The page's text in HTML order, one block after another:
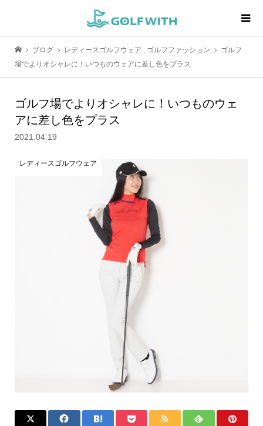
ブログ レディースゴルフウェア , ゴルフファッション
ゴルフ
場でよりオシャレに！いつものウェアに差し色をプラス
ゴルフ場でよりオシャレに！いつものウェ
アに差し色をプラス
2021.04.19
レディースゴルフウェア